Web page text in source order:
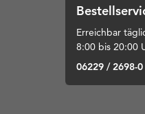
Erreichbar
8:00 bis 20:00
06229 / 2698-0